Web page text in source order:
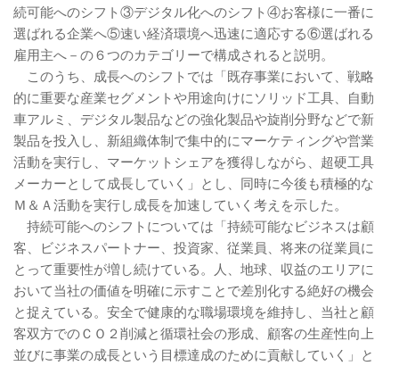
続可能へのシフト③デジタル化へのシフト④お客様に一番に
選ばれる企業へ⑤速い経済環境へ迅速に適応する⑥選ばれる
雇用主へ－の６つのカテゴリーで構成されると説明。
このうち、成長へのシフトでは「既存事業において、戦略
的に重要な産業セグメントや用途向けにソリッド工具、自動
車アルミ、デジタル製品などの強化製品や旋削分野などで新
製品を投入し、新組織体制で集中的にマーケティングや営業
活動を実行し、マーケットシェアを獲得しながら、超硬工具
メーカーとして成長していく」とし、同時に今後も積極的な
Ｍ＆Ａ活動を実行し成長を加速していく考えを示した。
持続可能へのシフトについては「持続可能なビジネスは顧
客、ビジネスパートナー、投資家、従業員、将来の従業員に
とって重要性が増し続けている。人、地球、収益のエリアに
おいて当社の価値を明確に示すことで差別化する絶好の機会
と捉えている。安全で健康的な職場環境を維持し、当社と顧
客双方でのＣＯ２削減と循環社会の形成、顧客の生産性向上
並びに事業の成長という目標達成のために貢献していく」と